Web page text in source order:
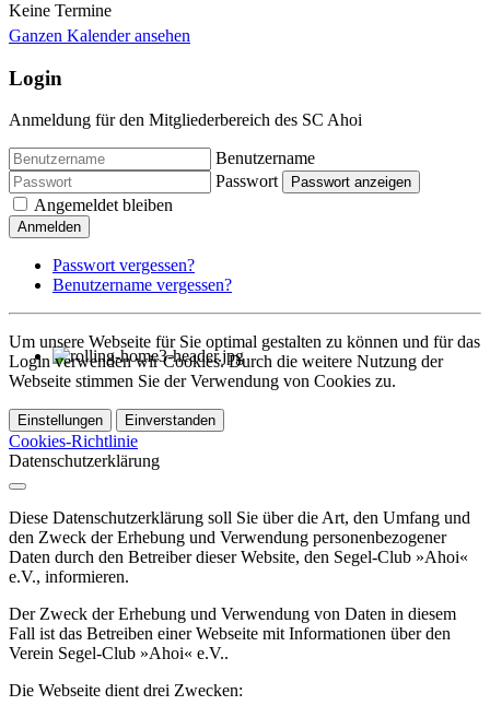
Keine Termine
Ganzen Kalender ansehen
Login
Anmeldung für den Mitgliederbereich des SC Ahoi
Benutzername
Passwort
Passwort anzeigen
Angemeldet bleiben
Anmelden
Passwort vergessen?
Benutzername vergessen?
Um unsere Webseite für Sie optimal gestalten zu können und für das
Login verwenden wir Cookies. Durch die weitere Nutzung der
Webseite stimmen Sie der Verwendung von Cookies zu.
Einstellungen Einverstanden
Cookies-Richtlinie
Datenschutzerklärung
Diese Datenschutzerklärung soll Sie über die Art, den Umfang und
den Zweck der Erhebung und Verwendung personenbezogener
Daten durch den Betreiber dieser Website, den Segel-Club »Ahoi«
e.V., informieren.
Der Zweck der Erhebung und Verwendung von Daten in diesem
Fall ist das Betreiben einer Webseite mit Informationen über den
Verein Segel-Club »Ahoi« e.V..
Die Webseite dient drei Zwecken: